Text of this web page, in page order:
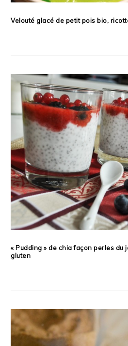
Velouté glacé de petit pois bio,
« Pudding » de chia façon perles du
gluten